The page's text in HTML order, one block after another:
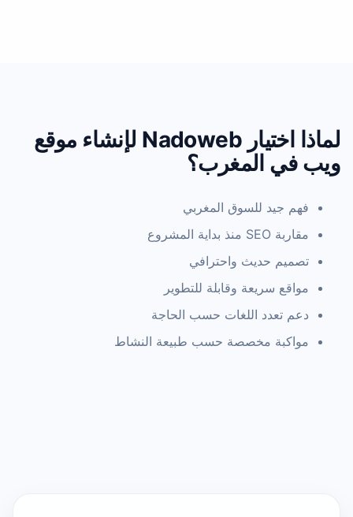
لماذا اختيار Nadoweb لإنشاء موقع
ويب في المغرب؟
فهم جيد للسوق المغربي
مقاربة SEO منذ بداية المشروع
تصميم حديث واحترافي
مواقع سريعة وقابلة للتطوير
دعم تعدد اللغات حسب الحاجة
مواكبة مخصصة حسب طبيعة النشاط